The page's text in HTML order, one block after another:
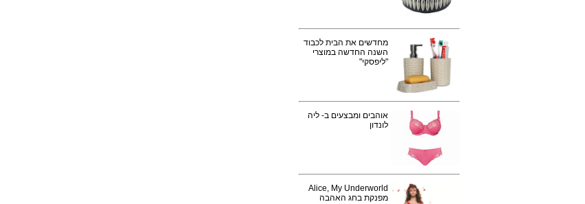
מחדשים את הבית לכבוד
השנה החדשה במוצרי
"ליפסקי"
אוהבים ומבצעים ב- ליה
לונדון
Alice, My Underworld
מפנקת בחג האהבה